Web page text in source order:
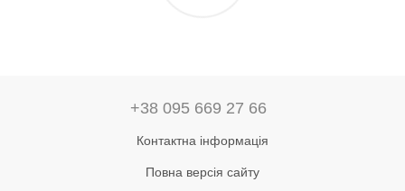
+38 095 669 27 66
Контактна інформація
Повна версія сайту